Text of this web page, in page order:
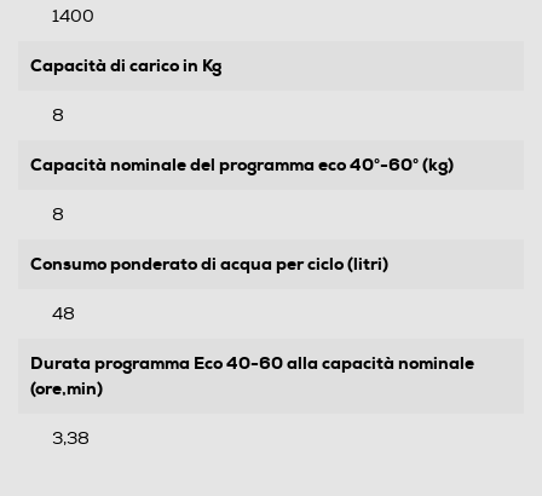
1400
Capacità di carico in Kg
8
Capacità nominale del programma eco 40°-60° (kg)
8
Consumo ponderato di acqua per ciclo (litri)
48
Durata programma Eco 40-60 alla capacità nominale
(ore,min)
3,38